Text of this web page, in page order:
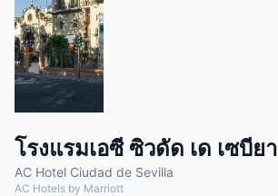
โรงแรมเอซี ซิวดัด เด เซบียา
AC Hotel Ciudad de Sevilla
AC Hotels by Marriott